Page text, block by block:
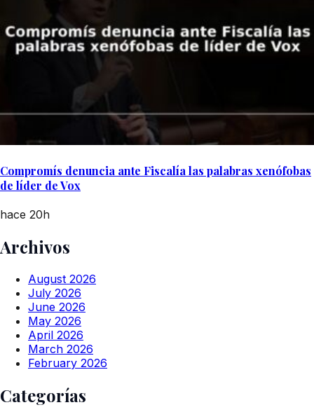
Compromís denuncia ante Fiscalía las palabras xenófobas
de líder de Vox
hace 20h
Archivos
August 2026
July 2026
June 2026
May 2026
April 2026
March 2026
February 2026
Categorías